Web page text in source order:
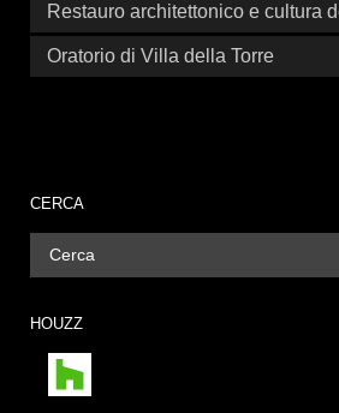
Restauro architettonico e cultura
Oratorio di Villa della Torre
CERCA
HOUZZ